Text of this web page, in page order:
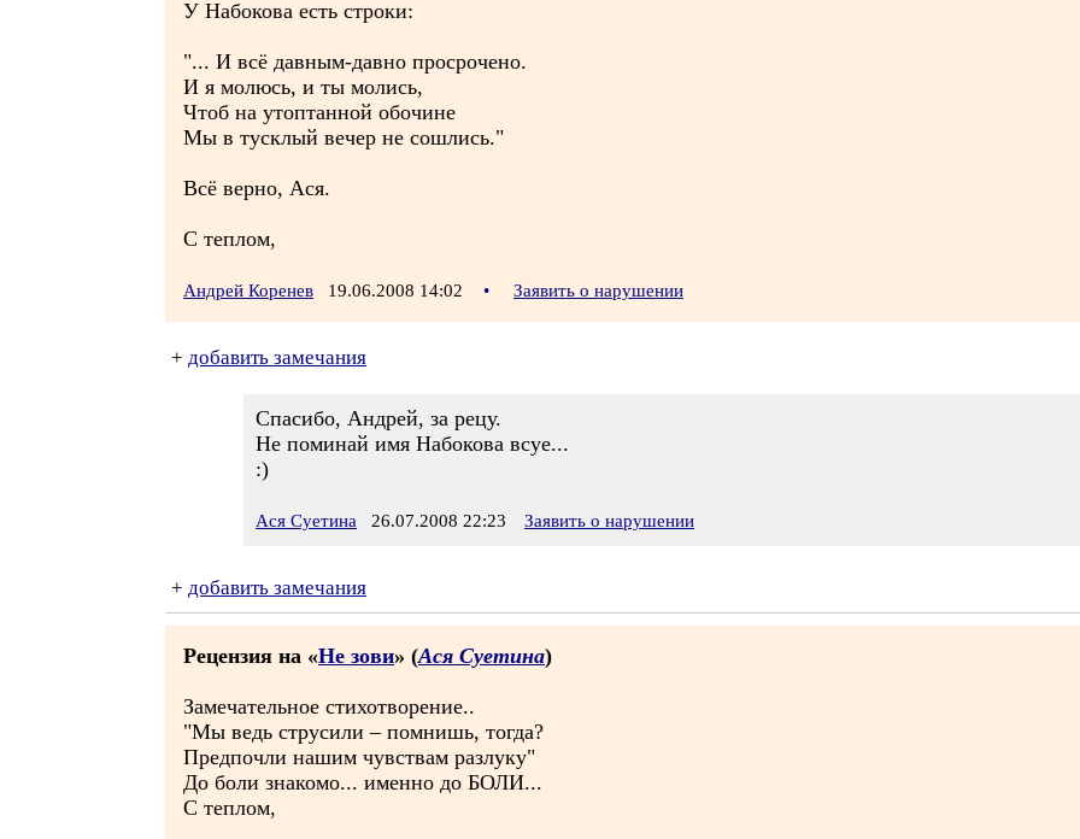
У Набокова есть строки:
"... И всё давным-давно просрочено.
И я молюсь, и ты молись,
Чтоб на утоптанной обочине
Мы в тусклый вечер не сошлись."
Всё верно, Ася.
С теплом,
Андрей Коренев 19.06.2008 14:02 • Заявить о нарушении
+ добавить замечания
Спасибо, Андрей, за рецу.
Не поминай имя Набокова всуе...
:)
Ася Суетина 26.07.2008 22:23 Заявить о нарушении
+ добавить замечания
Рецензия на «Не зови» (Ася Суетина)
Замечательное стихотворение..
"Мы ведь струсили – помнишь, тогда?
Предпочли нашим чувствам разлуку"
До боли знакомо... именно до БОЛИ...
С теплом,